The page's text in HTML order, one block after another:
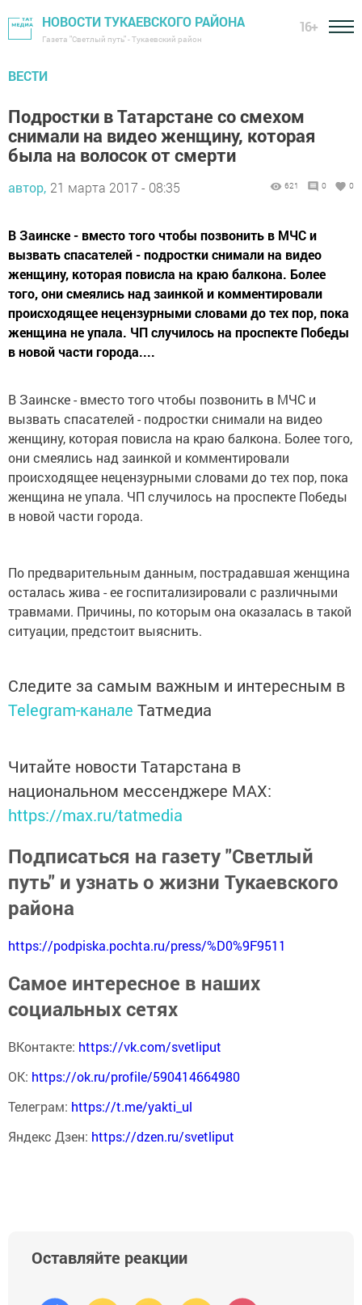
НОВОСТИ ТУКАЕВСКОГО РАЙОНА
Газета "Светлый путь" - Тукаевский район
16+
ВЕСТИ
Подростки в Татарстане со смехом
снимали на видео женщину, которая
была на волосок от смерти
автор, 21 марта 2017 - 08:35 621 0 0
В Заинске - вместо того чтобы позвонить в МЧС и
вызвать спасателей - подростки снимали на видео
женщину, которая повисла на краю балкона. Более
того, они смеялись над заинкой и комментировали
происходящее нецензурными словами до тех пор, пока
женщина не упала. ЧП случилось на проспекте Победы
в новой части города....
В Заинске - вместо того чтобы позвонить в МЧС и
вызвать спасателей - подростки снимали на видео
женщину, которая повисла на краю балкона. Более того,
они смеялись над заинкой и комментировали
происходящее нецензурными словами до тех пор, пока
женщина не упала. ЧП случилось на проспекте Победы
в новой части города.
По предварительным данным, пострадавшая женщина
осталась жива - ее госпитализировали с различными
травмами. Причины, по которым она оказалась в такой
ситуации, предстоит выяснить.
Следите за самым важным и интересным в
Telegram-канале Татмедиа
Читайте новости Татарстана в
национальном мессенджере MАХ:
https://max.ru/tatmedia
Подписаться на газету "Светлый
путь" и узнать о жизни Тукаевского
района
https://podpiska.pochta.ru/press/%D0%9F9511
Самое интересное в наших
социальных сетях
ВКонтакте: https://vk.com/svetliput
ОК: https://ok.ru/profile/590414664980
Телеграм: https://t.me/yakti_ul
Яндекс Дзен: https://dzen.ru/svetliput
Оставляйте реакции